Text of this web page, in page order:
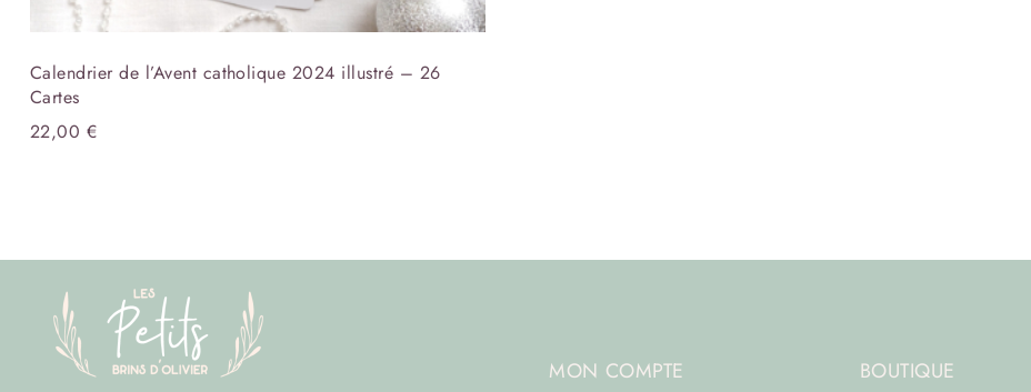
Calendrier de l’Avent catholique 2024 illustré – 26
Cartes
22,00 €
MON COMPTE BOUTIQUE